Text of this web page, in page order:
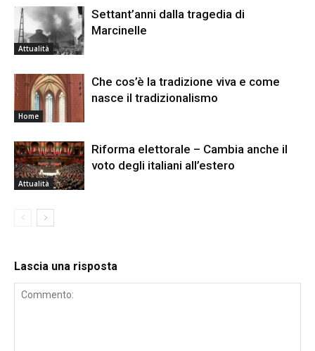
Attualità
Settant’anni dalla tragedia di
Marcinelle
Home
Che cos’è la tradizione viva e come
nasce il tradizionalismo
Attualità
Riforma elettorale – Cambia anche il
voto degli italiani all’estero
Lascia una risposta